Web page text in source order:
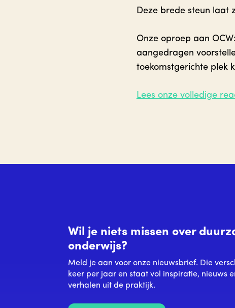
Deze brede steun laat
Onze oproep aan
aangedragen
toekomstgerichte plek
Lees onze volledige
Wil je niets missen over
onderwijs?
Meld je aan voor onze nieuwsbrief. Die
keer per jaar en staat vol inspiratie, nieuws
verhalen uit de praktijk.